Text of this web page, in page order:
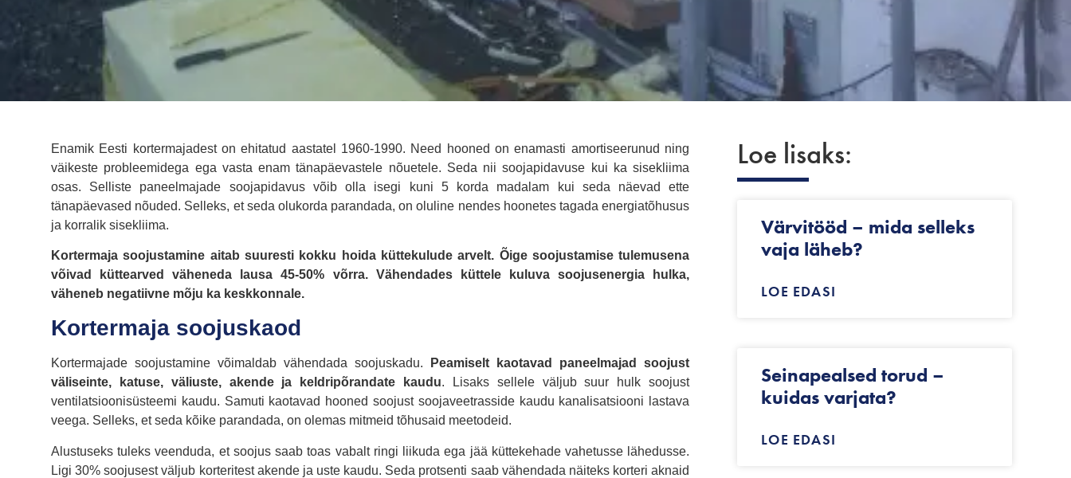
Enamik Eesti kortermajadest on ehitatud aastatel 1960-1990. Need hooned on enamasti amortiseerunud ning
väikeste probleemidega ega vasta enam tänapäevastele nõuetele. Seda nii soojapidavuse kui ka sisekliima
osas. Selliste paneelmajade soojapidavus võib olla isegi kuni 5 korda madalam kui seda näevad ette
tänapäevased nõuded. Selleks, et seda olukorda parandada, on oluline nendes hoonetes tagada energiatõhusus
ja korralik sisekliima.
Kortermaja soojustamine aitab suuresti kokku hoida küttekulude arvelt. Õige soojustamise tulemusena
võivad küttearved väheneda lausa 45-50% võrra. Vähendades küttele kuluva soojusenergia hulka,
väheneb negatiivne mõju ka keskkonnale.
Kortermaja soojuskaod
Kortermajade soojustamine võimaldab vähendada soojuskadu.
Peamiselt kaotavad paneelmajad soojust
väliseinte, katuse, väliuste, akende ja keldripõrandate kaudu. Lisaks sellele väljub suur hulk soojust
ventilatsioonisüsteemi kaudu. Samuti kaotavad hooned soojust soojaveetrasside kaudu kanalisatsiooni lastava
veega. Selleks, et seda kõike parandada, on olemas mitmeid tõhusaid meetodeid.
Alustuseks tuleks veenduda, et soojus saab toas vabalt ringi liikuda ega jää küttekehade vahetusse lähedusse.
Ligi 30% soojusest väljub korteritest akende ja uste kaudu. Seda protsenti saab vähendada näiteks korteri aknaid
Loe lisaks:
Värvitööd – mida selleks
vaja läheb?
LOE EDASI
Seinapealsed torud –
kuidas varjata?
LOE EDASI